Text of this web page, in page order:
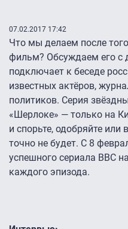
07.02.2017 17:42
Что мы делаем после
фильм? Обсуждаем его с
подключает к беседе
известных актёров,
политиков. Серия
«Шерлоке» — только на
и спорьте, одобряйте
точно не будет. С 8
успешного сериала BBC
каждого эпизода.